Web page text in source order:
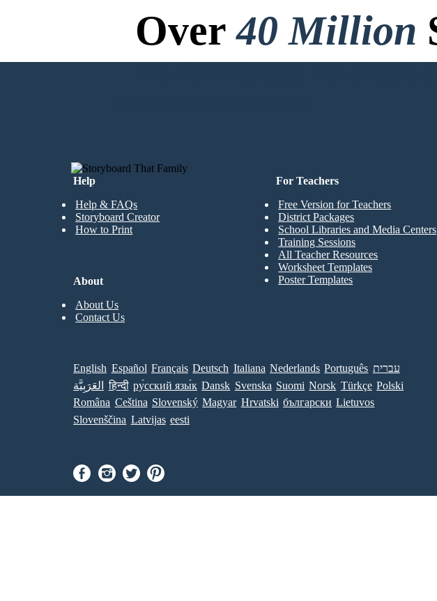
Over40 Million
No Downloads, No Credit
Help
Help & FAQs
Storyboard Creator
How to Print
For Teachers
Free Version for Teachers
District Packages
School Libraries and Media Centers
Training Sessions
All Teacher Resources
Worksheet Templates
Poster Templates
About
About Us
Contact Us
English Español Français Deutsch Italiana Nederlands Português עברית
العَرَبِيَّة
हिन्दी ру́сский язы́к Dansk Svenska Suomi Norsk Türkçe Polski
Româna Ceština Slovenský Magyar Hrvatski български Lietuvos
Slovenščina Latvijas eesti